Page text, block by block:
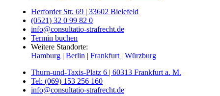
Herforder Str. 69 | 33602 Bielefeld
(0521) 32 0 99 82 0
info@consultatio-strafrecht.de
Termin buchen
Weitere Standorte:
Hamburg | Berlin | Frankfurt| Würzburg
Thurn-und-Taxis-Platz 6 | 60313 Frankfurt a. M.
Tel: (069) 153 256 160
info@consultatio-strafrecht.de